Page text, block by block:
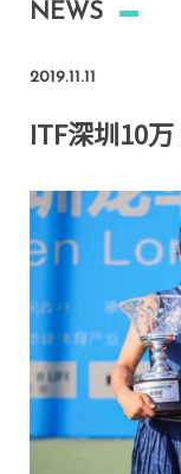
NEWS
2019.11.11
ITF深圳10万